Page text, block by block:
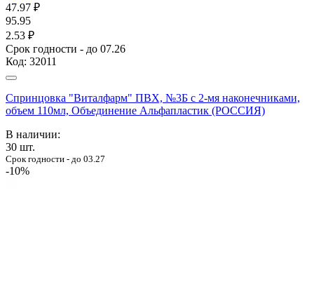
47.97 ₽
95.95
2.53 ₽
Срок годности - до 07.26
Код: 32011
Спринцовка "Виталфарм" ПВХ, №3Б с 2-мя наконечниками,
объем 110мл, Объединение Альфапластик (РОССИЯ)
В наличии:
30 шт.
Срок годности - до 03.27
-10%